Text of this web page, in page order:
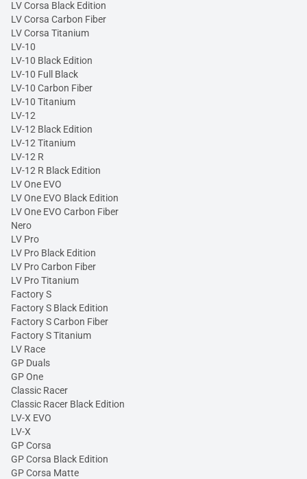
LV Corsa Black Edition
LV Corsa Carbon Fiber
LV Corsa Titanium
LV-10
LV-10 Black Edition
LV-10 Full Black
LV-10 Carbon Fiber
LV-10 Titanium
LV-12
LV-12 Black Edition
LV-12 Titanium
LV-12 R
LV-12 R Black Edition
LV One EVO
LV One EVO Black Edition
LV One EVO Carbon Fiber
Nero
LV Pro
LV Pro Black Edition
LV Pro Carbon Fiber
LV Pro Titanium
Factory S
Factory S Black Edition
Factory S Carbon Fiber
Factory S Titanium
LV Race
GP Duals
GP One
Classic Racer
Classic Racer Black Edition
LV-X EVO
LV-X
GP Corsa
GP Corsa Black Edition
GP Corsa Matte